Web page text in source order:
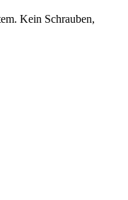
Kein Schrauben,